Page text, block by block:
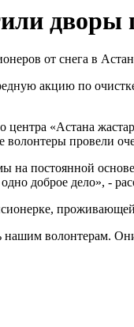
дворы
акцию по
«Астана
волонтеры провели
на постоянной
доброе дело», -
нашим волонтерам.